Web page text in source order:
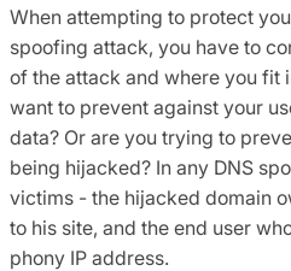
When attempting to protect
spoofing attack, you have to
of the attack and where you fit
want to prevent against your
data? Or are you trying to
being hijacked? In any DNS
victims - the hijacked domain
to his site, and the end user
phony IP address.